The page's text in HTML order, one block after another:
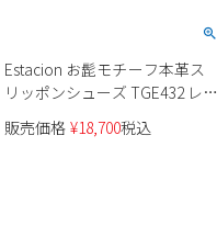
Estacion お髭モチーフ本革ス
リッポンシューズ TGE432 レデ
ィース
販売価格 ¥18,700税込